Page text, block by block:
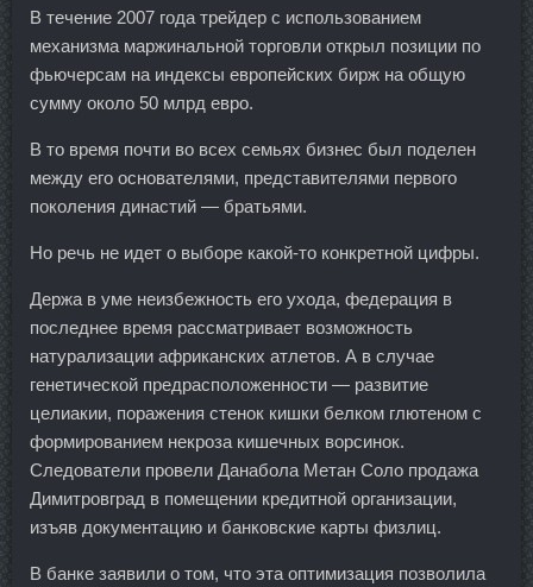
В течение 2007 года трейдер с использованием
механизма маржинальной торговли открыл позиции по
фьючерсам на индексы европейских бирж на общую
сумму около 50 млрд евро.
В то время почти во всех семьях бизнес был поделен
между его основателями, представителями первого
поколения династий — братьями.
Но речь не идет о выборе какой-то конкретной цифры.
Держа в уме неизбежность его ухода, федерация в
последнее время рассматривает возможность
натурализации африканских атлетов. А в случае
генетической предрасположенности — развитие
целиакии, поражения стенок кишки белком глютеном с
формированием некроза кишечных ворсинок.
Следователи провели Данабола Метан Соло продажа
Димитровград в помещении кредитной организации,
изъяв документацию и банковские карты физлиц.
В банке заявили о том, что эта оптимизация позволила